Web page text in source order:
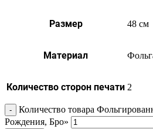
Размер 48 см
Материал
Количество сторон печати 2
Количество товара
Рождения, Бро»